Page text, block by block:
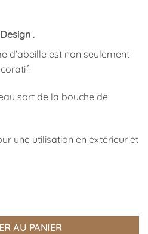
.
d’abeille est non seulement
sort de la bouche de
une utilisation en extérieur et
AU PANIER